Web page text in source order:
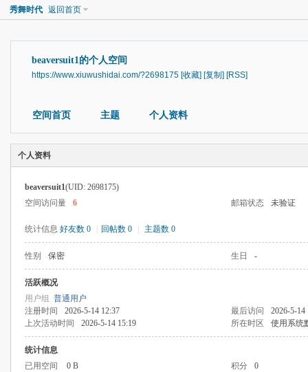
秀舞时代 返回首页
beaversuit1的个人空间
https://www.xiuwushidai.com/?2698175 [收藏] [复制] [RSS]
空间首页 主题 个人资料
个人资料
beaversuit1(UID: 2698175)
空间访问量
6 邮箱状态 未验证
统计信息 好友数 0 回帖数 0 主题数 0
性别 保密 生日 -
活跃概况
用户组 普通用户
注册时间
2026-5-14 12:37 最后访问
2026-5-14
上次活动时间
2026-5-14 15:19 所在时区 使用系统
统计信息
已用空间
0 B 积分
0